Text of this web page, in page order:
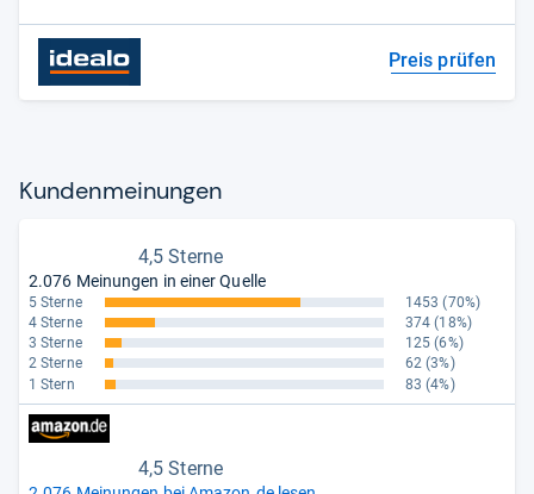
Preis prüfen
Kun­den­mei­nun­gen
4,5 Sterne
2.076 Meinungen in einer Quelle
5 Sterne 1453 (70%)
4 Sterne
374 (18%)
3 Sterne
125 (6%)
2 Sterne
62 (3%)
1 Stern
83 (4%)
4,5 Sterne